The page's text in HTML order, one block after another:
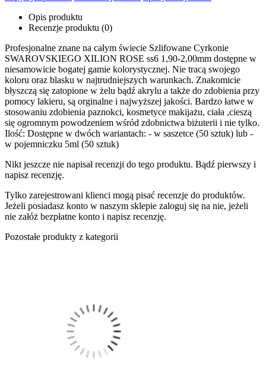
Opis produktu
Recenzje produktu (0)
Profesjonalne znane na całym świecie Szlifowane Cyrkonie
SWAROVSKIEGO XILION ROSE ss6 1,90-2,00mm dostępne w
niesamowicie bogatej gamie kolorystycznej. Nie tracą swojego
koloru oraz blasku w najtrudniejszych warunkach. Znakomicie
błyszczą się zatopione w żelu bądź akrylu a także do zdobienia przy
pomocy lakieru, są orginalne i najwyższej jakości. Bardzo łatwe w
stosowaniu zdobienia paznokci, kosmetyce makijażu, ciała ,cieszą
się ogromnym powodzeniem wśród zdobnictwa biżuterii i nie tylko.
Ilość: Dostępne w dwóch wariantach: - w saszetce (50 sztuk) lub -
w pojemniczku 5ml (50 sztuk)
Nikt jeszcze nie napisał recenzji do tego produktu. Bądź pierwszy i
napisz recenzję.
Tylko zarejestrowani klienci mogą pisać recenzje do produktów.
Jeżeli posiadasz konto w naszym sklepie zaloguj się na nie, jeżeli
nie załóż bezpłatne konto i napisz recenzję.
Pozostałe produkty z kategorii